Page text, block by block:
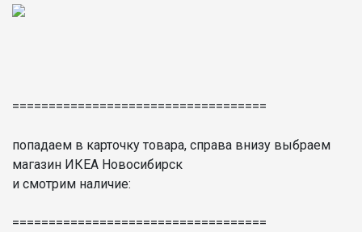
===================================
попадаем в карточку товара, справа внизу выбраем
магазин ИКЕА Новосибирск
и смотрим наличие:
===================================